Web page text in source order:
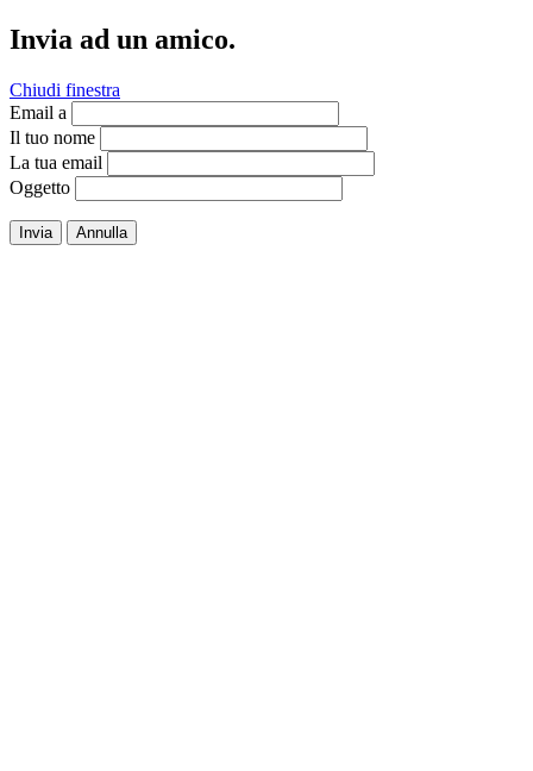
Invia ad un amico.
Chiudi finestra
Email a
Il tuo nome
La tua email
Oggetto
Invia Annulla